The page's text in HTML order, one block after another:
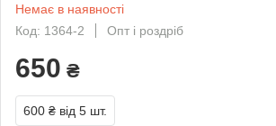
Немає в наявності
Код: 1364-2
Опт і роздріб
650 ₴
600 ₴ від 5 шт.